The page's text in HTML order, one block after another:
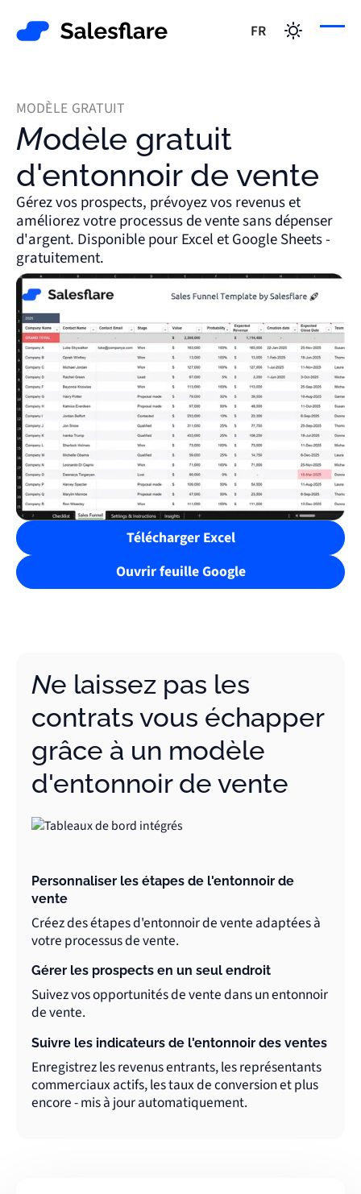
FR
MODÈLE GRATUIT
Modèle gratuit
d'entonnoir de vente
Gérez vos prospects, prévoyez vos revenus et
améliorez votre processus de vente sans dépenser
d'argent. Disponible pour Excel et Google Sheets -
gratuitement.
Télécharger Excel
Ouvrir feuille Google
Ne laissez pas les
contrats vous échapper
grâce à un modèle
d'entonnoir de vente
Personnaliser les étapes de l'entonnoir de
vente
Créez des étapes d'entonnoir de vente adaptées à
votre processus de vente.
Gérer les prospects en un seul endroit
Suivez vos opportunités de vente dans un entonnoir
de vente.
Suivre les indicateurs de l'entonnoir des ventes
Enregistrez les revenus entrants, les représentants
commerciaux actifs, les taux de conversion et plus
encore - mis à jour automatiquement.